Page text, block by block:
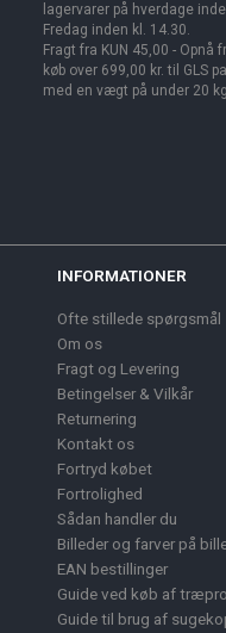
lagervarer på hverdage
Fredag inden kl. 14.30.
Fragt fra KUN 45,00 - Opnå
køb over 699,00 kr. til GLS
med en vægt på under 20
INFORMATIONER
Ofte stillede spørgsmål
Om os
Fragt og Levering
Betingelser & Vilkår
Returnering
Kontakt os
Fortryd købet
Fortrolighed
Sådan handler du
Billeder og farver på
EAN bestillinger
Guide ved køb af
Guide til brug af